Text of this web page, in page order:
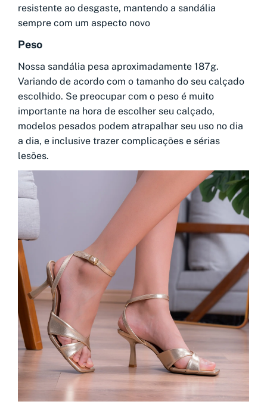
resistente ao desgaste, mantendo a sandália
sempre com um aspecto novo
Peso
Nossa sandália pesa aproximadamente 187g.
Variando de acordo com o tamanho do seu calçado
escolhido. Se preocupar com o peso é muito
importante na hora de escolher seu calçado,
modelos pesados podem atrapalhar seu uso no dia
a dia, e inclusive trazer complicações e sérias
lesões.